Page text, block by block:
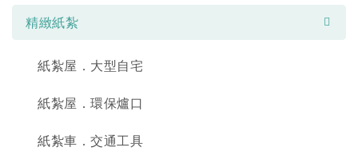
精緻紙紮
紙紮屋．大型自宅
紙紮屋．環保爐口
紙紮車．交通工具